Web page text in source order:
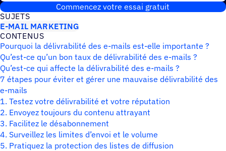
Commencez votre essai gratuit
SUJETS
E-MAIL MARKETING
CONTE­NUS
Pourquoi la délivrabilité des e-mails est-elle importante ?
Qu’est-ce qu’un bon taux de délivrabilité des e-mails ?
Qu’est-ce qui affecte la délivrabilité des e-mails ?
7 étapes pour éviter et gérer une mauvaise délivrabilité des
e-mails
1. Testez votre délivrabilité et votre réputation
2. Envoyez toujours du contenu attrayant
3. Facilitez le désabonnement
4. Surveillez les limites d’envoi et le volume
5. Pratiquez la protection des listes de diffusion